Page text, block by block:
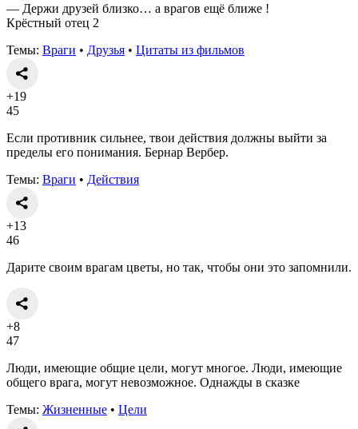
— Держи друзей близко… а врагов ещё ближе !
Крёстный отец 2
Темы: Враги • Друзья • Цитаты из фильмов
+19
45
Если противник сильнее, твои действия должны выйти за
пределы его понимания. Бернар Вербер.
Темы: Враги • Действия
+13
46
Дарите своим врагам цветы, но так, чтобы они это запомнили.
+8
47
Люди, имеющие общие цели, могут многое. Люди, имеющие
общего врага, могут невозможное. Однажды в сказке
Темы: Жизненные • Цели